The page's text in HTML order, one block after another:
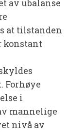
av ubalanse
at tilstanden
konstant
Forhøye
i
mannelige
nivå av